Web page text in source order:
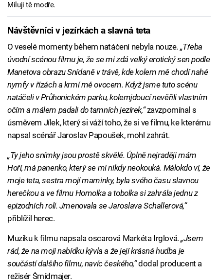
Miluji tě modře.
Návštěvníci v jezírkách a slavná teta
O veselé momenty během natáčení nebyla nouze. „Třeba
úvodní scénou filmu je, že se mi zdá velký erotický sen podle
Manetova obrazu Snídaně v trávě, kde kolem mě chodí nahé
nymfy v řízách a krmí mě ovocem. Když jsme tuto scénu
natáčeli v Průhonickém parku, kolemjdoucí nevěřili vlastním
očím a málem padali do tamních jezírek,“zavzpomínal s
úsměvem Jílek, který si váží toho, že si ve filmu, ke kterému
napsal scénář Jaroslav Papoušek, mohl zahrát.
„Ty jeho snímky jsou prostě skvělé. Úplně nejraději mám
Hoří, má panenko, který se mi nikdy neokouká. Málokdo ví, že
moje teta, sestra mojí maminky, byla svého času slavnou
herečkou a ve filmu Homolka a tobolka si zahrála jednu z
epizodních rolí. Jmenovala se Jaroslava Schallerová,“
přiblížil herec.
Muziku k filmu napsala oscarová Markéta Irglová.„Jsem
rád, že na moji nabídku kývla a že její krásná hudba je
součástí dalšího filmu, navíc českého,“dodal producent a
režisér Šmídmajer.